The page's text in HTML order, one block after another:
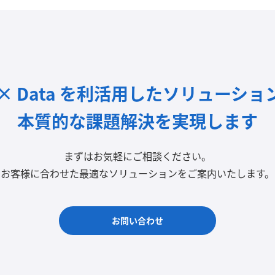
Data を利活用したソリューショ
本質的な課題解決を実現します
まずはお気軽にご相談ください。
お客様に合わせた最適なソリューションをご案内いたします。
お問い合わせ